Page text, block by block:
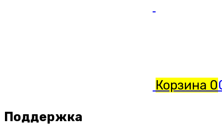
Корзина 0
Поддержка